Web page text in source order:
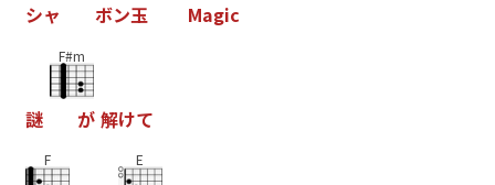
シャ ボン玉 Magic
謎
F#m
が 解けて
F E